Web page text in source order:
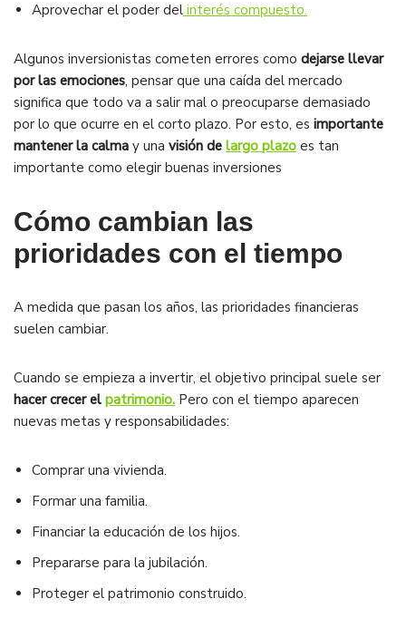
Aprovechar el poder del interés compuesto.
Algunos inversionistas cometen errores como dejarse llevar
por las emociones, pensar que una caída del mercado
significa que todo va a salir mal o preocuparse demasiado
por lo que ocurre en el corto plazo. Por esto, es importante
mantener la calma y una visión de largo plazo es tan
importante como elegir buenas inversiones
Cómo cambian las
prioridades con el tiempo
A medida que pasan los años, las prioridades financieras
suelen cambiar.
Cuando se empieza a invertir, el objetivo principal suele ser
hacer crecer el patrimonio. Pero con el tiempo aparecen
nuevas metas y responsabilidades:
Comprar una vivienda.
Formar una familia.
Financiar la educación de los hijos.
Prepararse para la jubilación.
Proteger el patrimonio construido.